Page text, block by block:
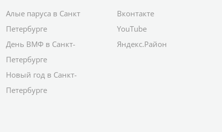
Алые паруса в Санкт
Петербурге
День ВМФ в Санкт-
Петербурге
Новый год в Санкт-
Петербурге
Вконтакте
YouTube
Яндекс.Район